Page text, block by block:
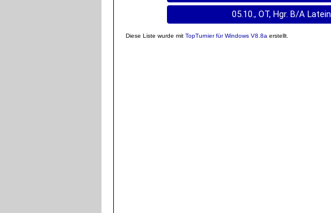
05.10., OT, Hgr. B/A Latein
Diese Liste wurde mit TopTurnier für Windows V8.8a erstellt.